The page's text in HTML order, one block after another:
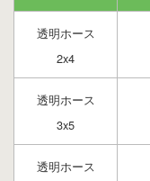
透明ホース
2x4
透明ホース
3x5
透明ホース